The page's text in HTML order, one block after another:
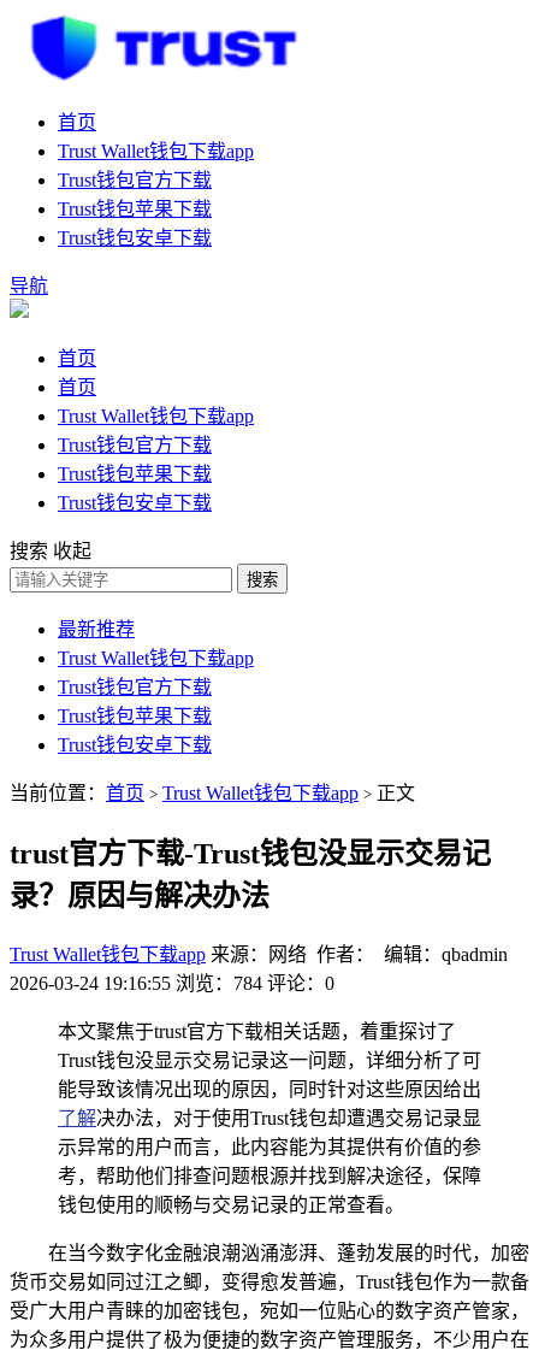
首页
Trust Wallet钱包下载app
Trust钱包官方下载
Trust钱包苹果下载
Trust钱包安卓下载
导航
首页
首页
Trust Wallet钱包下载app
Trust钱包官方下载
Trust钱包苹果下载
Trust钱包安卓下载
搜索 收起
搜索
最新推荐
Trust Wallet钱包下载app
Trust钱包官方下载
Trust钱包苹果下载
Trust钱包安卓下载
当前位置： 首页 > Trust Wallet钱包下载app > 正文
trust官方下载-Trust钱包没显示交易记
录？原因与解决办法
Trust Wallet钱包下载app 来源：网络 作者： 编辑：qbadmin
2026-03-24 19:16:55 浏览：784 评论：0
本文聚焦于trust官方下载相关话题，着重探讨了
Trust钱包没显示交易记录这一问题，详细分析了可
能导致该情况出现的原因，同时针对这些原因给出
了解决办法，对于使用Trust钱包却遭遇交易记录显
示异常的用户而言，此内容能为其提供有价值的参
考，帮助他们排查问题根源并找到解决途径，保障
钱包使用的顺畅与交易记录的正常查看。
在当今数字化金融浪潮汹涌澎湃、蓬勃发展的时代，加密
货币交易如同过江之鲫，变得愈发普遍，Trust钱包作为一款备
受广大用户青睐的加密钱包，宛如一位贴心的数字资产管家，
为众多用户提供了极为便捷的数字资产管理服务，不少用户在